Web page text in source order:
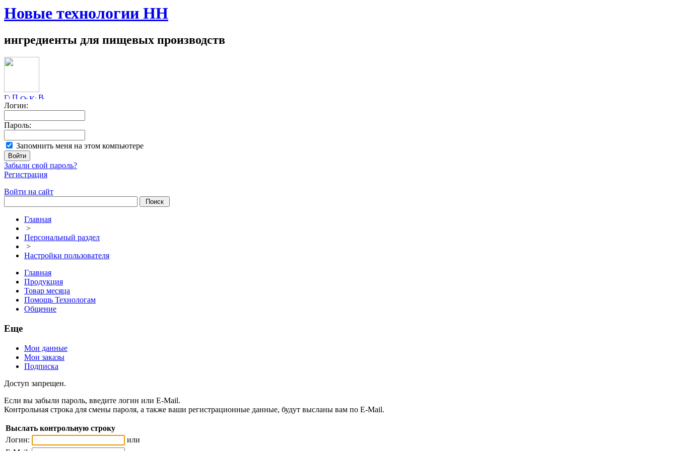
Новые технологии НН
ингредиенты для пищевых производств
Логин:
Пароль:
Запомнить меня на этом компьютере
Забыли свой пароль?
Регистрация
Войти на сайт
Главная
>
Персональный раздел
>
Настройки пользователя
Главная
Продукция
Товар месяца
Помощь Технологам
Общение
Еще
Мои данные
Мои заказы
Подписка
Доступ запрещен.
Если вы забыли пароль, введите логин или E-Mail.
Контрольная строка для смены пароля, а также ваши регистрационные данные, будут высланы вам по E-Mail.
Выслать контрольную строку
Логин:
или